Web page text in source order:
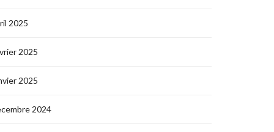
2025
2025
2025
2024